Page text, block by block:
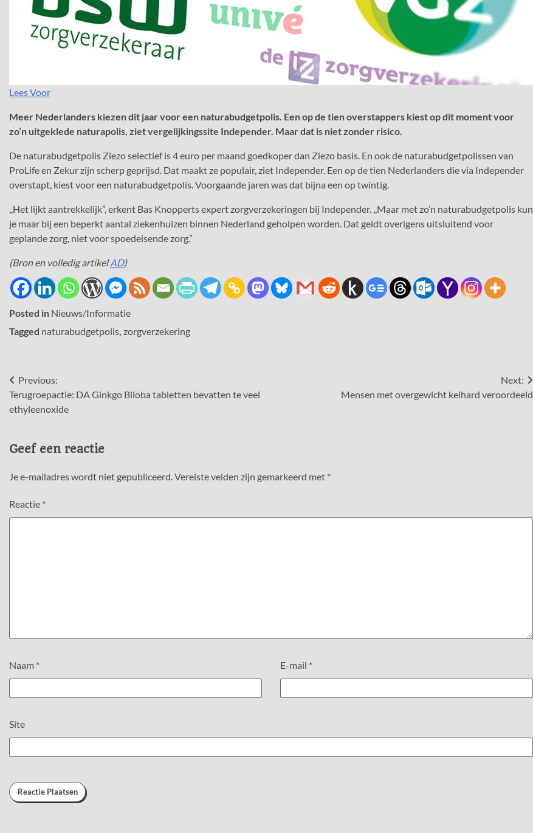
Lees Voor
Meer Nederlanders kiezen dit jaar voor een naturabudgetpolis. Een op de tien overstappers kiest op dit moment voor
zo’n uitgeklede naturapolis, ziet vergelijkingssite Independer. Maar dat is niet zonder risico.
De naturabudgetpolis Ziezo selectief is 4 euro per maand goedkoper dan Ziezo basis. En ook de naturabudgetpolissen van
ProLife en Zekur zijn scherp geprijsd. Dat maakt ze populair, ziet Independer. Een op de tien Nederlanders die via Independer
overstapt, kiest voor een naturabudgetpolis. Voorgaande jaren was dat bijna een op twintig.
,,Het lijkt aantrekkelijk”, erkent Bas Knopperts expert zorgverzekeringen bij Independer. ,,Maar met zo’n naturabudgetpolis kun
je maar bij een beperkt aantal ziekenhuizen binnen Nederland geholpen worden. Dat geldt overigens uitsluitend voor
geplande zorg, niet voor spoedeisende zorg.”
(Bron en volledig artikelAD)
Posted in Nieuws/Informatie
Tagged naturabudgetpolis, zorgverzekering
Bericht
navigatie
Previous:
Terugroepactie: DA Ginkgo Biloba tabletten bevatten te veel
ethyleenoxide
Next:
Mensen met overgewicht keihard veroordeeld
Geef een reactie
Je e-mailadres wordt niet gepubliceerd.Vereiste velden zijn gemarkeerd met *
Reactie *
Naam * E-mail *
Site